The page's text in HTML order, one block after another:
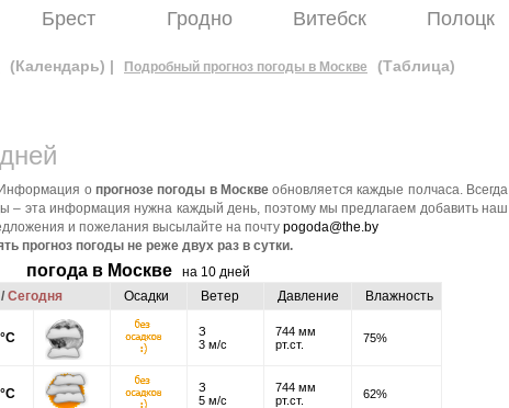
Брест Гродно Витебск Полоцк
(Календарь) | Подробный прогноз погоды в Москве (Таблица)
о прогнозе погоды в Москвеобновляется каждые полчаса. Всегда
– эта информация нужна каждый день, поэтому мы предлагаем добавить наш
и пожелания высылайте на почту pogoda@the.by
прогноз погоды не реже двух раз в сутки.
погода в Москве на 10 дней
/ Сегодня Осадки Ветер Давление Влажность
З
3 м/с
744 мм
рт.ст.
75%
З
5 м/с
744 мм
рт.ст.
62%